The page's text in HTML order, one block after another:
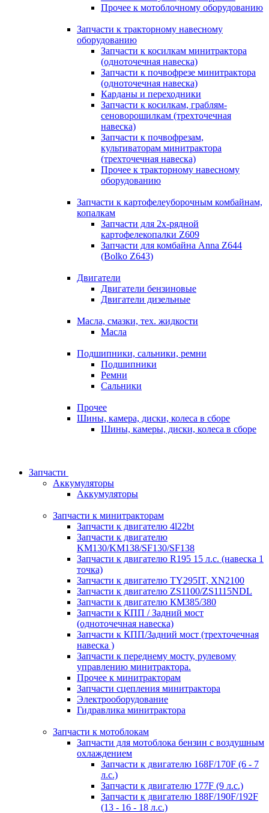
Прочее к мотоблочному оборудованию
Запчасти к тракторному навесному
оборудованию
Запчасти к косилкам минитрактора
(одноточечная навеска)
Запчасти к почвофрезе минитрактора
(одноточечная навеска)
Карданы и переходники
Запчасти к косилкам, граблям-
сеноворошилкам (трехточечная
навеска)
Запчасти к почвофрезам,
культиваторам минитрактора
(трехточечная навеска)
Прочее к тракторному навесному
оборудованию
Запчасти к картофелеуборочным комбайнам,
копалкам
Запчасти для 2х-рядной
картофелекопалки Z609
Запчасти для комбайна Anna Z644
(Bolko Z643)
Двигатели
Двигатели бензиновые
Двигатели дизельные
Масла, смазки, тех. жидкости
Масла
Подшипники, сальники, ремни
Подшипники
Ремни
Сальники
Прочее
Шины, камера, диски, колеса в сборе
Шины, камеры, диски, колеса в сборе
Запчасти
Аккумуляторы
Аккумуляторы
Запчасти к минитракторам
Запчасти к двигателю 4l22bt
Запчасти к двигателю
KM130/KM138/SF130/SF138
Запчасти к двигателю R195 15 л.с. (навеска 1
точка)
Запчасти к двигателю TY295IT, XN2100
Запчасти к двигателю ZS1100/ZS1115NDL
Запчасти к двигателю КМ385/380
Запчасти к КПП / Задний мост
(одноточечная навеска)
Запчасти к КПП/Задний мост (трехточечная
навеска )
Запчасти к переднему мосту, рулевому
управлению минитрактора.
Прочее к минитракторам
Запчасти сцепления минитрактора
Электрооборудование
Гидравлика минитрактора
Запчасти к мотоблокам
Запчасти для мотоблока бензин с воздушным
охлаждением
Запчасти к двигателю 168F/170F (6 - 7
л.с.)
Запчасти к двигателю 177F (9 л.с.)
Запчасти к двигателю 188F/190F/192F
(13 - 16 - 18 л.с.)